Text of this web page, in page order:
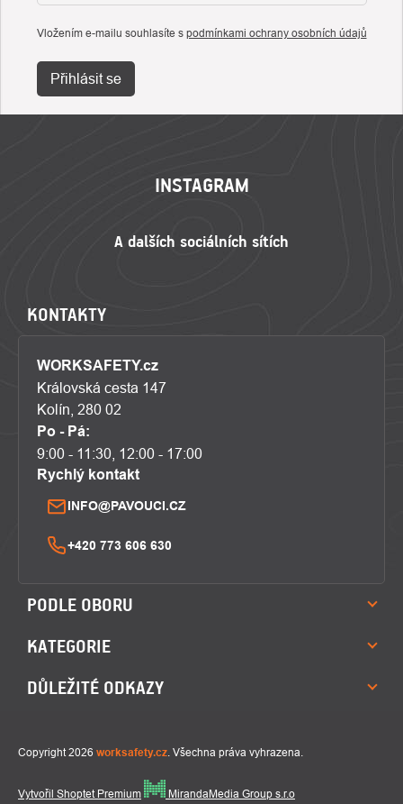
Vložením e-mailu souhlasíte s podmínkami ochrany osobních údajů
Přihlásit se
INSTAGRAM
KONTAKTY
WORKSAFETY.cz
Královská cesta 147
Kolín, 280 02
Po - Pá:
9:00 - 11:30, 12:00 - 17:00
Rychlý kontakt
INFO@PAVOUCI.CZ
+420 773 606 630
PODLE OBORU
KATEGORIE
DŮLEŽITÉ ODKAZY
Vytvořil Shoptet Premium MirandaMedia Group s.r.o
Copyright 2026 worksafety.cz. Všechna práva vyhrazena.